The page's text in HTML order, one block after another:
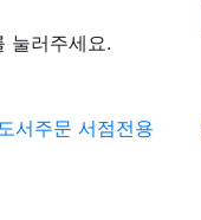
눌러주세요.